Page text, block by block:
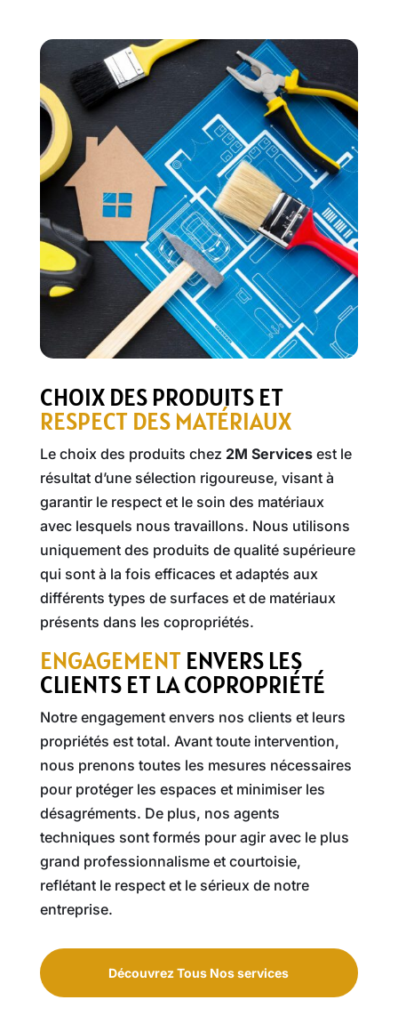
CHOIX DES PRODUITS ET
RESPECT DES MATÉRIAUX
Le choix des produits chez 2M Servicesest le
résultat d’une sélection rigoureuse, visant à
garantir le respect et le soin des matériaux
avec lesquels nous travaillons. Nous utilisons
uniquement des produits de qualité supérieure
qui sont à la fois efficaces et adaptés aux
différents types de surfaces et de matériaux
présents dans les copropriétés.
ENGAGEMENTENVERS LES
CLIENTS ET LA COPROPRIÉTÉ
Notre engagement envers nos clients et leurs
propriétés est total. Avant toute intervention,
nous prenons toutes les mesures nécessaires
pour protéger les espaces et minimiser les
désagréments. De plus, nos agents
techniques sont formés pour agir avec le plus
grand professionnalisme et courtoisie,
reflétant le respect et le sérieux de notre
entreprise.
Découvrez Tous Nos services